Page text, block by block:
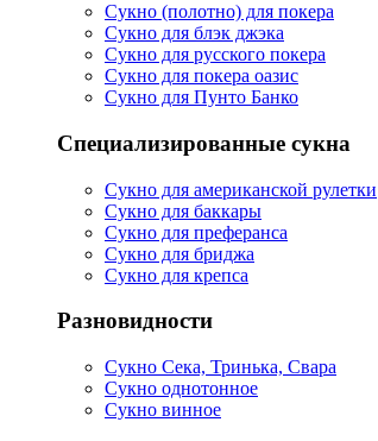
Сукно (полотно) для покера
Сукно для блэк джэка
Сукно для русского покера
Сукно для покера оазис
Сукно для Пунто Банко
Специализированные сукна
Сукно для американской рулетки
Сукно для баккары
Сукно для преферанса
Сукно для бриджа
Сукно для крепса
Разновидности
Сукно Сека, Тринька, Свара
Сукно однотонное
Сукно винное